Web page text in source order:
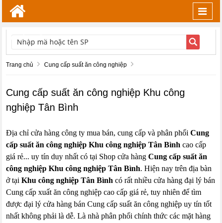
TÌM KIẾM
Trang chủ Cung cấp suất ăn công nghiệp
Cung cấp suất ăn công nghiệp Khu công
nghiệp Tân Bình
Địa chỉ cửa hàng công ty mua bán, cung cấp và phân phốiCung
cấp suất ăn công nghiệp Khu công nghiệp Tân Bình cao cấp
giá rẻ... uy tín duy nhất có tại Shop cửa hàngCung cấp suất ăn
công nghiệp Khu công nghiệp Tân Bình. Hiện nay trên địa bàn
ở tạiKhu công nghiệp Tân Bình có rất nhiều cửa hàng đại lý bán
Cung cấp xuất ăn công nghiệp cao cấp giá rẻ, tuy nhiên để tìm
được đại lý cửa hàng bán Cung cấp suất ăn công nghiệp uy tín tốt
nhất không phải là dễ. Là nhà phân phối chính thức các mặt hàng